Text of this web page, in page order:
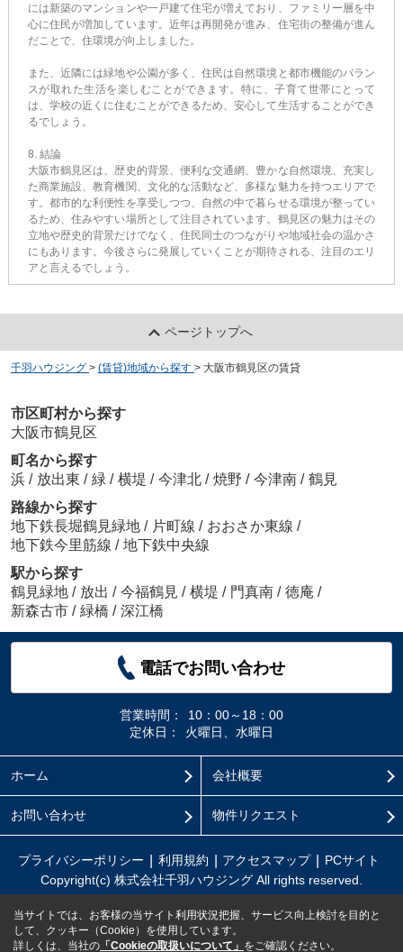
には新築のマンションや一戸建て住宅が増えており、ファミリー層を中
心に住民が増加しています。近年は再開発が進み、住宅街の整備が進ん
だことで、住環境が向上しました。
また、近隣には緑地や公園が多く、住民は自然環境と都市機能のバラン
スが取れた生活を楽しむことができます。特に、子育て世帯にとって
は、学校の近くに住むことができるため、安心して生活することができ
るでしょう。
8. 結論
大阪市鶴見区は、歴史的背景、便利な交通網、豊かな自然環境、充実し
た商業施設、教育機関、文化的な活動など、多様な魅力を持つエリアで
す。都市的な利便性を享受しつつ、自然の中で暮らせる環境が整ってい
るため、住みやすい場所として注目されています。鶴見区の魅力はその
立地や歴史的背景だけでなく、住民同士のつながりや地域社会の温かさ
にもあります。今後さらに発展していくことが期待される、注目のエリ
アと言えるでしょう。
ページトップへ
千羽ハウジング > (賃貸)地域から探す > 大阪市鶴見区の賃貸
市区町村から探す
大阪市鶴見区
町名から探す
浜 / 放出東 / 緑 / 横堤 / 今津北 / 焼野 / 今津南 / 鶴見
路線から探す
地下鉄長堀鶴見緑地 / 片町線 / おおさか東線 /
地下鉄今里筋線 / 地下鉄中央線
駅から探す
鶴見緑地 / 放出 / 今福鶴見 / 横堤 / 門真南 / 徳庵 /
新森古市 / 緑橋 / 深江橋
電話でお問い合わせ
営業時間：
10：00～18：00
定休日：
火曜日、水曜日
ホーム 会社概要
お問い合わせ 物件リクエスト
プライバシーポリシー 利用規約 アクセスマップ
PCサイト
Copyright(c) 株式会社千羽ハウジング All rights reserved.
当サイトでは、お客様の当サイト利用状況把握、サービス向上検討を目的と
して、クッキー（Cookie）を使用しています。
詳しくは、当社の 「Cookieの取扱いについて」 をご確認ください。